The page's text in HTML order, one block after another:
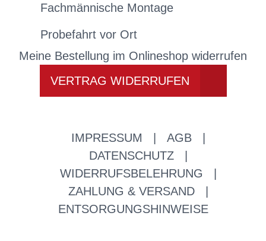
Fachmännische Montage
Probefahrt vor Ort
Meine Bestellung im Onlineshop widerrufen
VERTRAG WIDERRUFEN
IMPRESSUM AGB
DATENSCHUTZ
WIDERRUFSBELEHRUNG
ZAHLUNG & VERSAND
ENTSORGUNGSHINWEISE